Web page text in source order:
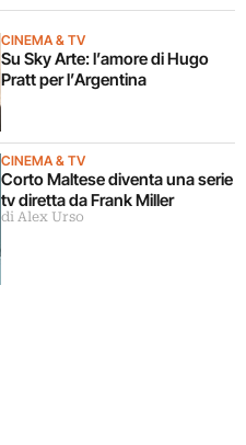
CINEMA & TV
Su Sky Arte: l’amore di Hugo
Pratt per l’Argentina
CINEMA & TV
Corto Maltese diventa una serie
tv diretta da Frank Miller
di Alex Urso